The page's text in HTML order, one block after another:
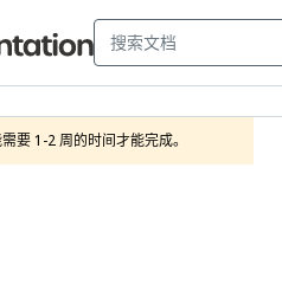
要 1-2 周的时间才能完成。